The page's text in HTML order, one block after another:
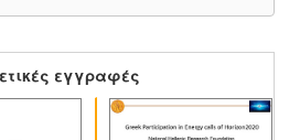
εγγραφές